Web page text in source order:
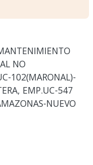
NO
102(MARONAL)-
EMP.UC-547
NUEVO